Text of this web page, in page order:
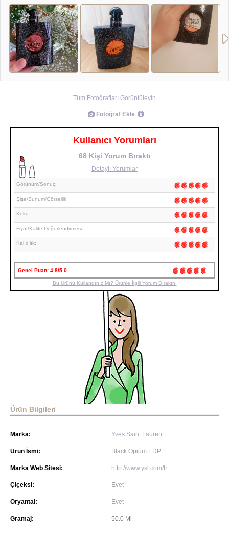
Tüm Fotoğrafları Görüntüleyin
Fotoğraf Ekle
Kullanıcı Yorumları
68 Kişi Yorum Bıraktı
Detaylı Yorumlar
Görünüm/Sonuç:
Şişe/Sunum/Görsellik:
Koku:
Fiyat/Kalite Değerlendirmesi:
Kalıcılık:
Genel Puan: 4.8/5.0
Bu Ürünü Kullandınız Mı? Ürünle İlgili Yorum Bırakın.
Ürün Bilgileri
Marka: Yves Saint Laurent
Ürün İsmi: Black Opium EDP
Marka Web Sitesi: http://www.ysl.com/tr
Çiçeksi: Evet
Oryantal: Evet
Gramaj: 50.0 Ml